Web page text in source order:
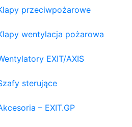
przeciwpożarowe
wentylacja pożarowa
EXIT/AXIS
sterujące
– EXIT.GP